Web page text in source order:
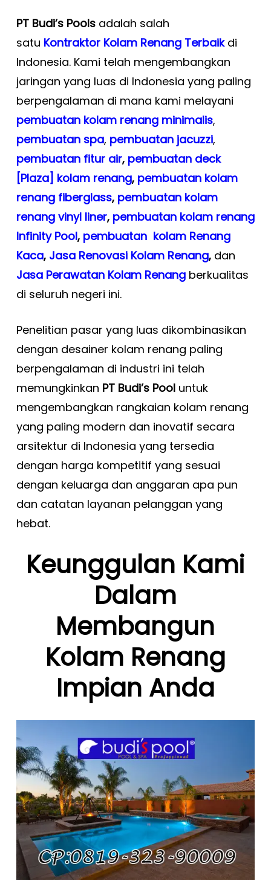
PT Budi’s Poolsadalah salah
satu Kontraktor Kolam Renang Terbaik di
Indonesia. Kami telah mengembangkan
jaringan yang luas di Indonesia yang paling
berpengalaman di mana kami melayani
pembuatan kolam renang minimalis,
pembuatan spa, pembuatan jacuzzi,
pembuatan fitur air, pembuatan deck
[Plaza] kolam renang, pembuatan kolam
renang fiberglass, pembuatan kolam
renang vinyl liner, pembuatan kolam renang
Infinity Pool, pembuatan kolam Renang
Kaca, Jasa Renovasi Kolam Renang, dan
Jasa Perawatan Kolam Renangberkualitas
di seluruh negeri ini.
Penelitian pasar yang luas dikombinasikan
dengan desainer kolam renang paling
berpengalaman di industri ini telah
memungkinkan PT Budi’s Pooluntuk
mengembangkan rangkaian kolam renang
yang paling modern dan inovatif secara
arsitektur di Indonesia yang tersedia
dengan harga kompetitif yang sesuai
dengan keluarga dan anggaran apa pun
dan catatan layanan pelanggan yang
hebat.
Keunggulan Kami
Dalam
Membangun
Kolam Renang
Impian Anda